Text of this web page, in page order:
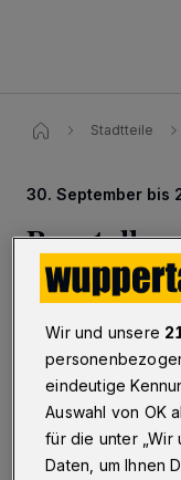
Stadtteile
30. September bis
Baustelle
/
Wuppertal·Die
Straße/
30. September
gibt es deshalb
Wir und unsere
eindeutige
Auswahl von OK
für die unter „Wir
Daten, um Ihnen